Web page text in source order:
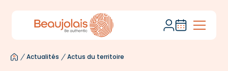
Actualités Actus du territoire